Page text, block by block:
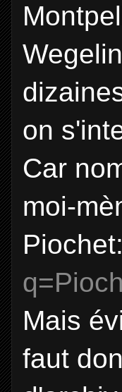
on
Car
moi-
Piochet:
Mais
faut